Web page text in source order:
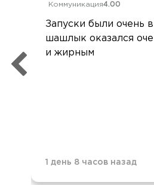
Коммуникация4.00
Запуски были очень
шашлык оказался
и жирным
1 день 8 часов назад